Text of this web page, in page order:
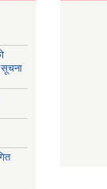
सूचना